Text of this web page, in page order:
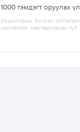
1000 тэмдэгт оруулах
Уншигчдын бичсэн
хэллэгийг хязгаарласан